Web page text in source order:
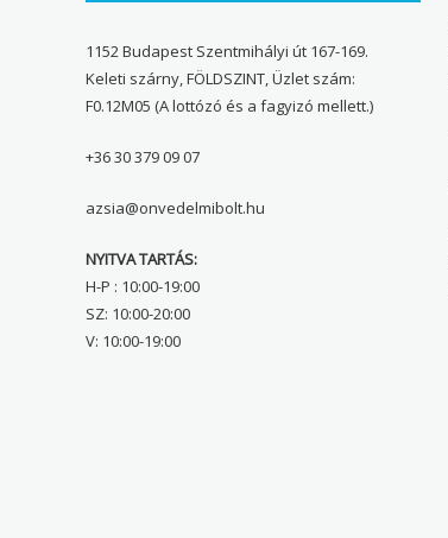
1152 Budapest Szentmihályi út 167-169.
Keleti szárny, FÖLDSZINT, Üzlet szám:
F0.12M05 (A lottózó és a fagyizó mellett.)
+36 30 379 09 07
azsia@onvedelmibolt.hu
NYITVA TARTÁS:
H-P : 10:00-19:00
SZ: 10:00-20:00
V: 10:00-19:00